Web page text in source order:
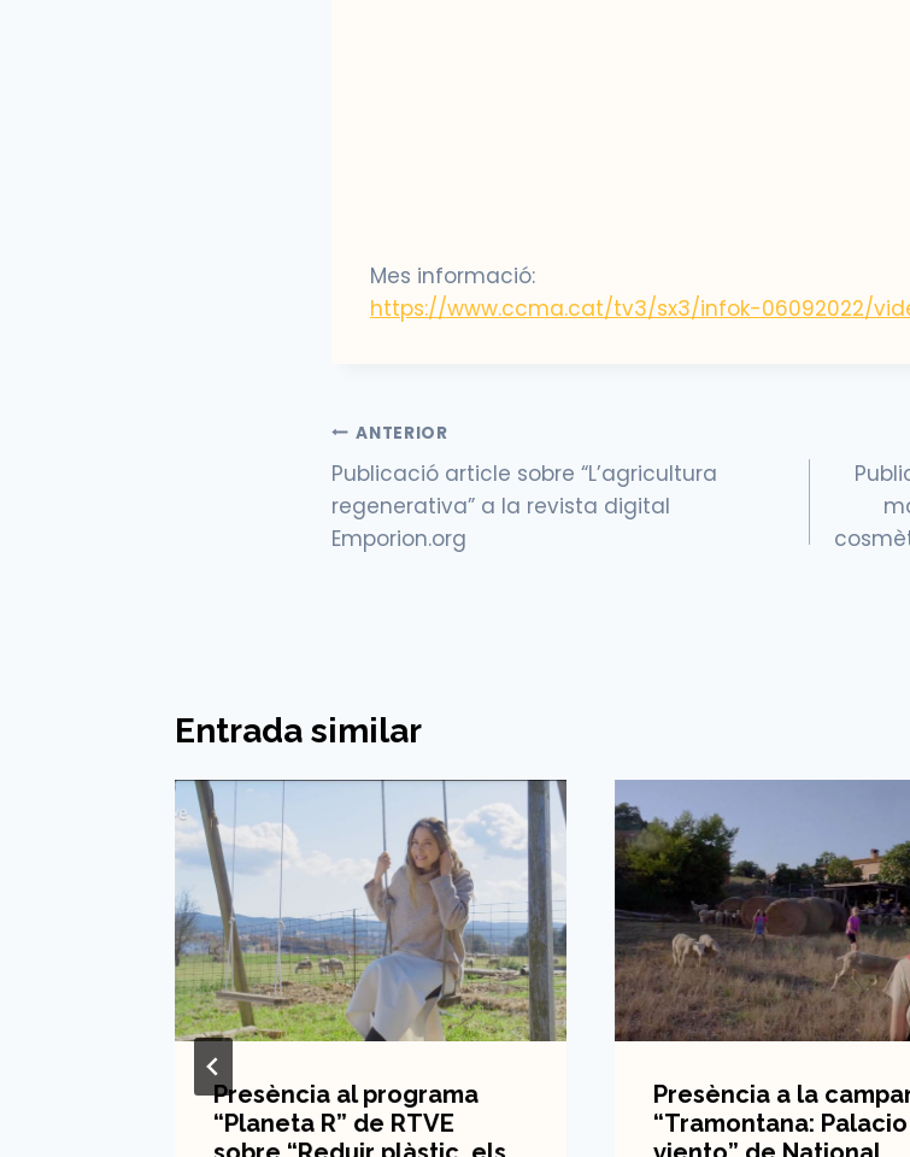
Mes informació:
https://www.ccma.cat/tv3/sx3/infok-06092022/
Navegació
d'entrades
ANTERIOR
Publicació article sobre “L’agricultura
regenerativa” a la revista digital
Emporion.org
Entrada similar
Presència al programa
“Planeta R” de RTVE
Presència a la
“Tramontana: